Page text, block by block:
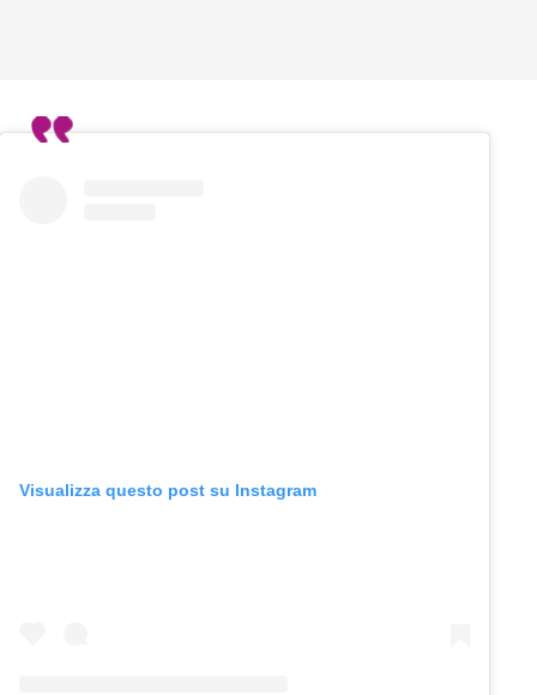
Visualizza questo post su Instagram